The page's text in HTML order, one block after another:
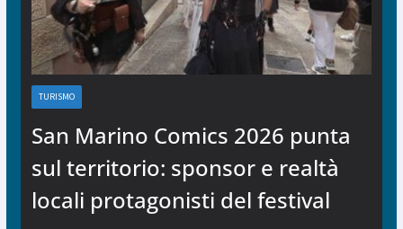
TURISMO
San Marino Comics 2026 punta
sul territorio: sponsor e realtà
locali protagonisti del festival